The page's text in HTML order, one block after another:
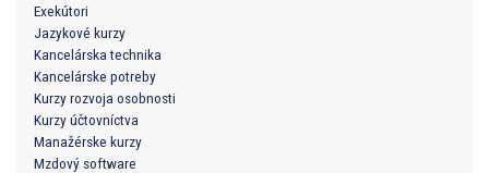
Exekútori
Jazykové kurzy
Kancelárska technika
Kancelárske potreby
Kurzy rozvoja osobnosti
Kurzy účtovníctva
Manažérske kurzy
Mzdový software